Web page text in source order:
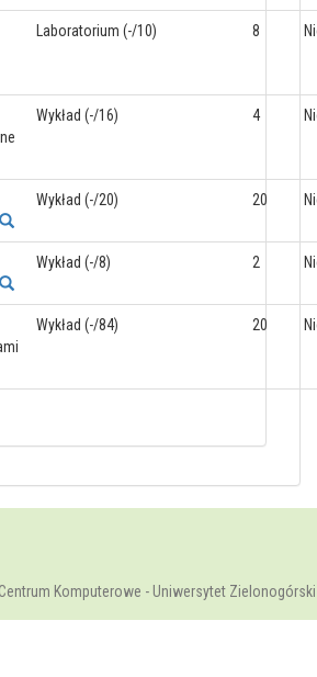
Laboratorium (-/10) 8
Wykład (-/16) 4
Wykład (-/20) 20
Wykład (-/8) 2
Wykład (-/84) 20
Komputerowe - Uniwersytet Zielonogórski